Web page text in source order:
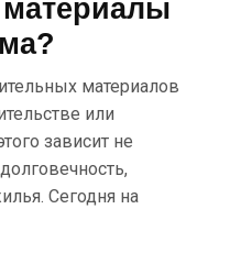
материалов
или
зависит не
Сегодня на